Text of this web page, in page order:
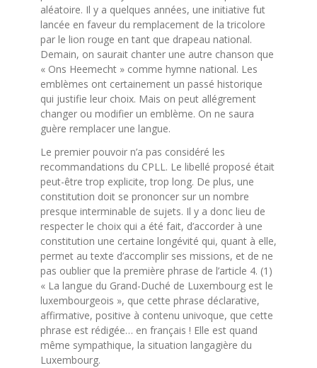
aléatoire. Il y a quelques années, une initiative fut
lancée en faveur du remplacement de la tricolore
par le lion rouge en tant que drapeau national.
Demain, on saurait chanter une autre chanson que
« Ons Heemecht » comme hymne national. Les
emblèmes ont certainement un passé historique
qui justifie leur choix. Mais on peut allégrement
changer ou modifier un emblème. On ne saura
guère remplacer une langue.
Le premier pouvoir n’a pas considéré les
recommandations du CPLL. Le libellé proposé était
peut-être trop explicite, trop long. De plus, une
constitution doit se prononcer sur un nombre
presque interminable de sujets. Il y a donc lieu de
respecter le choix qui a été fait, d’accorder à une
constitution une certaine longévité qui, quant à elle,
permet au texte d’accomplir ses missions, et de ne
pas oublier que la première phrase de l’article 4. (1)
« La langue du Grand-Duché de Luxembourg est le
luxembourgeois », que cette phrase déclarative,
affirmative, positive à contenu univoque, que cette
phrase est rédigée… en français ! Elle est quand
même sympathique, la situation langagière du
Luxembourg.